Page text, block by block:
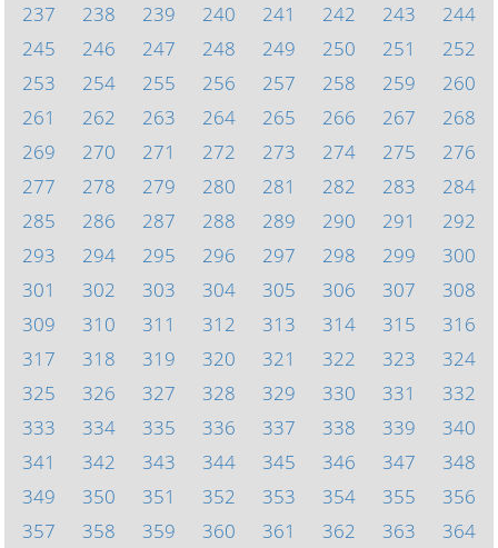
237
238 239 240 241 242 243
244
245
246 247 248 249 250 251
252
253
254 255 256 257 258 259
260
261
262 263 264 265 266 267
268
269
270 271 272 273 274 275
276
277
278 279 280 281 282 283
284
285
286 287 288 289 290 291
292
293
294 295 296 297 298 299
300
301
302 303 304 305 306 307
308
309
310 311 312 313 314 315
316
317
318 319 320 321 322 323
324
325
326 327 328 329 330 331
332
333
334 335 336 337 338 339
340
341
342 343 344 345 346 347
348
349
350 351 352 353 354 355
356
357
358 359 360 361 362 363 364